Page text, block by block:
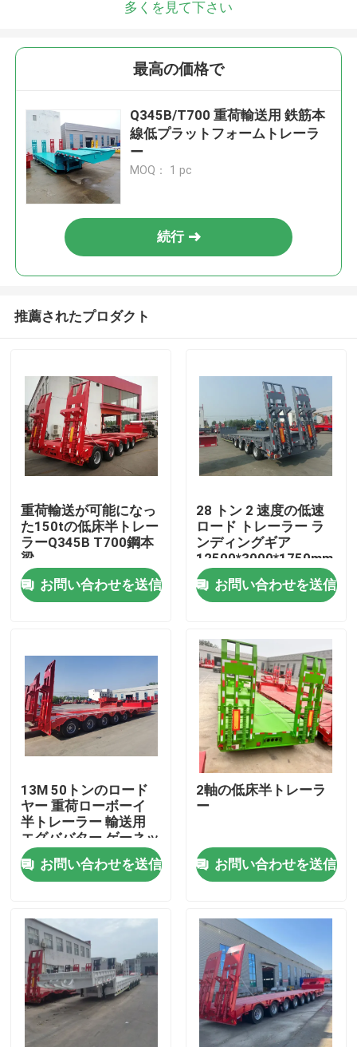
家
ビデオ
私達について
工場旅行
品質管理
接触米国
引用を要求しなさい
中古ダンプトラック
使用されたダンプカー トラック
多くを見て下さい
最高の価格で
Q345B/T700 重荷輸送用 鉄筋本
線低プラットフォームトレーラ
ー
MOQ： 1 pc
続行
推薦されたプロダクト
重荷輸送が可能になっ
た150tの低床半トレー
ラーQ345B T700鋼本
梁
お問い合わせを送信
28 トン 2 速度の低速
ロード トレーラー ラ
ンディングギア
12500*3000*1750mm
お問い合わせを送信
13M 50トンのロード
ヤー 重荷ローボーイ
半トレーラー 輸送用
エグババター ゲーネッ
ク 3軸 下床
お問い合わせを送信
2軸の低床半トレーラ
ー
お問い合わせを送信